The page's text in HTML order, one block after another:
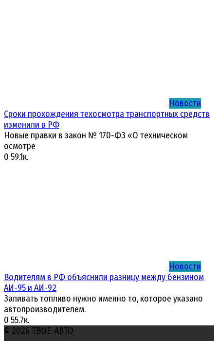
Новости
Сроки прохождения техосмотра транспортных средств
изменили в РФ
Новые правки в закон № 170-ФЗ «О техническом
осмотре
0 59.1к.
Новости
Водителям в РФ объяснили разницу между бензином
АИ-95 и АИ-92
Заливать топливо нужно именно то, которое указано
автопроизводителем.
0 55.7к.
© 2026 ТВОЕ-АВТО